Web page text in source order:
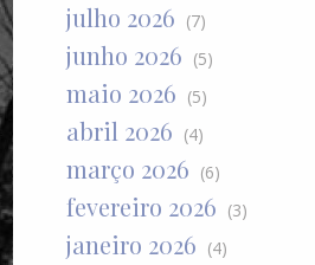
julho 2026 (7)
junho 2026 (5)
maio 2026 (5)
abril 2026 (4)
março 2026 (6)
fevereiro 2026 (3)
janeiro 2026 (4)